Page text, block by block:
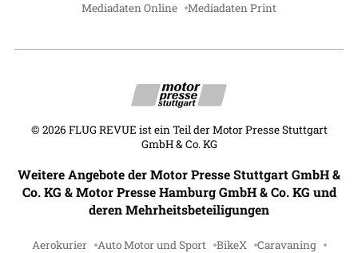
Mediadaten Online Mediadaten Print
© 2026 FLUG REVUE ist ein Teil der Motor Presse Stuttgart
GmbH & Co. KG
Weitere Angebote der Motor Presse Stuttgart GmbH &
Co. KG & Motor Presse Hamburg GmbH & Co. KG und
deren Mehrheitsbeteiligungen
Aerokurier Auto Motor und Sport BikeX Caravaning